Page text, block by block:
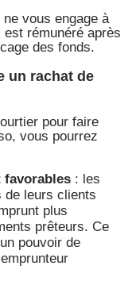
vous engage à
rémunéré après
des fonds.
un rachat de
pour faire
vous pourrez
favorables : les
de leurs clients
plus
prêteurs. Ce
pouvoir de